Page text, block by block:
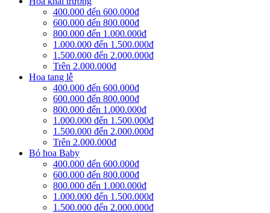
400.000 đến 600.000đ
600.000 đến 800.000đ
800.000 đến 1.000.000đ
1.000.000 đến 1.500.000đ
1.500.000 đến 2.000.000đ
Trên 2.000.000đ
Hoa tang lễ
400.000 đến 600.000đ
600.000 đến 800.000đ
800.000 đến 1.000.000đ
1.000.000 đến 1.500.000đ
1.500.000 đến 2.000.000đ
Trên 2.000.000đ
Bó hoa Baby
400.000 đến 600.000đ
600.000 đến 800.000đ
800.000 đến 1.000.000đ
1.000.000 đến 1.500.000đ
1.500.000 đến 2.000.000đ